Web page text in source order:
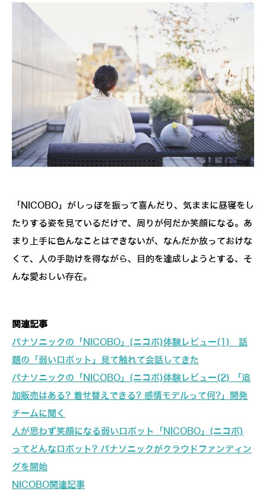
「NICOBO」がしっぽを振って喜んだり、気ままに昼寝をし
たりする姿を見ているだけで、周りが何だか笑顔になる。あ
まり上手に色んなことはできないが、なんだか放っておけな
くて、人の手助けを得ながら、目的を達成しようとする、そ
んな愛おしい存在。
関連記事
パナソニックの「NICOBO」(ニコボ)体験レビュー(1) 話
題の「弱いロボット」見て触れて会話してきた
パナソニックの「NICOBO」(ニコボ)体験レビュー(2) 「追
加販売はある? 着せ替えできる? 感情モデルって何?」開発
チームに聞く
人が思わず笑顔になる弱いロボット「NICOBO」(ニコボ)
ってどんなロボット? パナソニックがクラウドファンディン
グを開始
NICOBO関連記事